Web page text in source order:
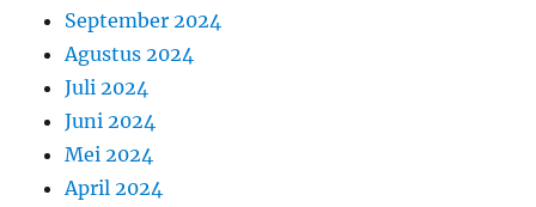
September 2024
Agustus 2024
Juli 2024
Juni 2024
Mei 2024
April 2024